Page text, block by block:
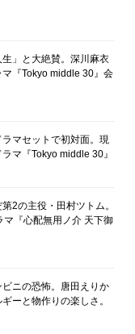
」と大絶賛。深川麻衣
『Tokyo middle 30』会
マセットで初対面。現
マ『Tokyo middle 30』
2の主役・田村ツトム。
『心配無用ノ介 天下御
ビニの恐怖。唐田えりか
ーと物作りの楽しさ。